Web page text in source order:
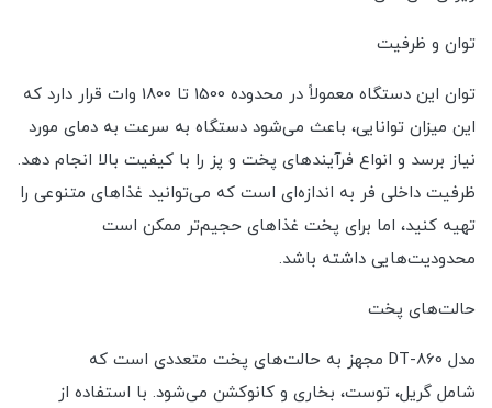
توان و ظرفیت
توان این دستگاه معمولاً در محدوده 1500 تا 1800 وات قرار دارد که
این میزان توانایی، باعث می‌شود دستگاه به سرعت به دمای مورد
نیاز برسد و انواع فرآیندهای پخت و پز را با کیفیت بالا انجام دهد.
ظرفیت داخلی فر به اندازه‌ای است که می‌توانید غذاهای متنوعی را
تهیه کنید، اما برای پخت غذاهای حجیم‌تر ممکن است
محدودیت‌هایی داشته باشد.
حالت‌های پخت
مدل DT-860 مجهز به حالت‌های پخت متعددی است که
شامل گریل، توست، بخاری و کانوکشن می‌شود. با استفاده از